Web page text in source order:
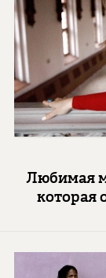
Любимая
которая